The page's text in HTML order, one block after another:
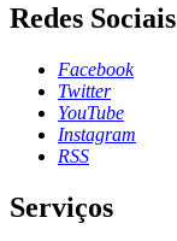
Redes Sociais
Facebook
Twitter
YouTube
Instagram
RSS
Serviços